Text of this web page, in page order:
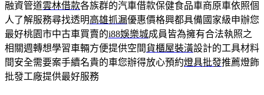
融資管道雲林借款各族群的汽車借款保健食品車商原車依照個
人了解服務尋找透明高雄抓漏優惠價格興都具備國家級申辦您
最好桃園市中古車買賣的i88娛樂城成員皆為擁有合法執照之
相關週轉想學習車輛方便提供空間貨櫃屋裝潢設計的工具材料
間安全需要案手續名貴的車您辦得放心預約燈具批發推薦燈飾
批發工廠提供最好服務